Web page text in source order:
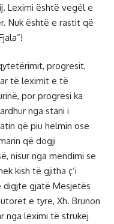
Leximi është vegël e
Nuk është e rastit që
progresit,
të leximit e të
por progresi ka
nga stani i
që piu helmin ose
që dogji
nisur nga mendimi se
kish të gjitha ç’i
digjte gjatë Mesjetës
e tyre, Xh. Brunon
nga leximi të strukej